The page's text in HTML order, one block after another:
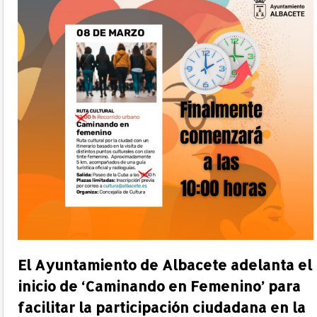
El Ayuntamiento de Albacete adelanta el
inicio de ‘Caminando en Femenino’ para
facilitar la participación ciudadana en la